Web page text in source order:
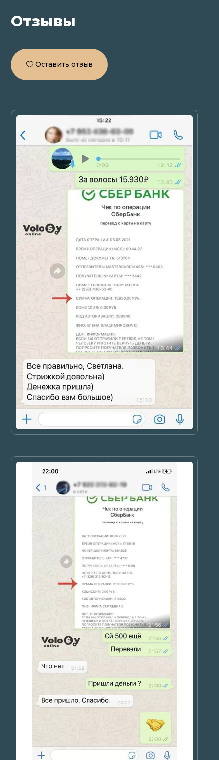
Отзывы
Оставить отзыв